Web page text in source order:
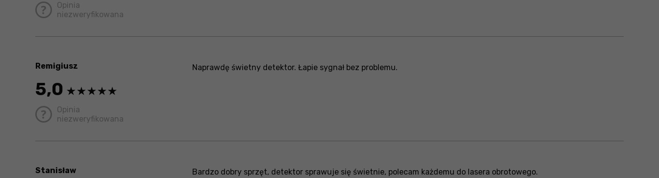
Opinia
niezweryfikowana
Remigiusz
5,0
Opinia
niezweryfikowana
Naprawdę świetny detektor. Łapie sygnał bez problemu.
Stanisław Bardzo dobry sprzęt, detektor sprawuje się świetnie, polecam każdemu do lasera obrotowego.